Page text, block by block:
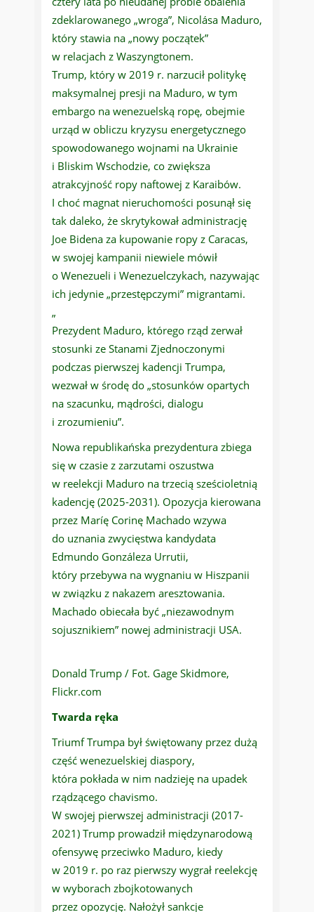
zdeklarowanego „wroga”, Nicolása Maduro,
który stawia na „nowy początek”
w relacjach z Waszyngtonem.
Trump, który w 2019 r. narzucił politykę
maksymalnej presji na Maduro, w tym
embargo na wenezuelską ropę, obejmie
urząd w obliczu kryzysu energetycznego
spowodowanego wojnami na Ukrainie
i Bliskim Wschodzie, co zwiększa
atrakcyjność ropy naftowej z Karaibów.
I choć magnat nieruchomości posunął się
tak daleko, że skrytykował administrację
Joe Bidena za kupowanie ropy z Caracas,
w swojej kampanii niewiele mówił
o Wenezueli i Wenezuelczykach, nazywając
ich jedynie „przestępczymi” migrantami.
„
Prezydent Maduro, którego rząd zerwał
stosunki ze Stanami Zjednoczonymi
podczas pierwszej kadencji Trumpa,
wezwał w środę do „stosunków opartych
na szacunku, mądrości, dialogu
i zrozumieniu”.
Nowa republikańska prezydentura zbiega
się w czasie z zarzutami oszustwa
w reelekcji Maduro na trzecią sześcioletnią
kadencję (2025-2031). Opozycja kierowana
przez Maríę Corinę Machado wzywa
do uznania zwycięstwa kandydata
Edmundo Gonzáleza Urrutii,
który przebywa na wygnaniu w Hiszpanii
w związku z nakazem aresztowania.
Machado obiecała być „niezawodnym
sojusznikiem” nowej administracji USA.
Donald Trump / Fot. Gage Skidmore,
Flickr.com
Twarda ręka
Triumf Trumpa był świętowany przez dużą
część wenezuelskiej diaspory,
która pokłada w nim nadzieję na upadek
rządzącego chavismo.
W swojej pierwszej administracji (2017-
2021) Trump prowadził międzynarodową
ofensywę przeciwko Maduro, kiedy
w 2019 r. po raz pierwszy wygrał reelekcję
w wyborach zbojkotowanych
przez opozycję. Nałożył sankcje